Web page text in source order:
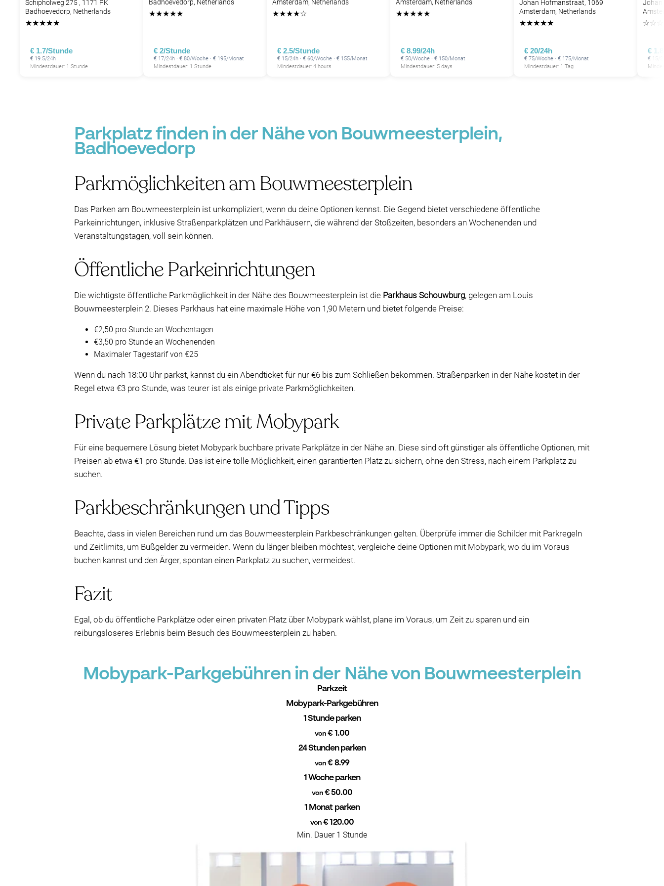
Schipholweg 275 , 1171 PK
Badhoevedorp, Netherlands
★★★★★
€ 1.7/Stunde
€ 19.5/24h
Mindestdauer: 1 Stunde
Badhoevedorp, Netherlands
★★★★★
€ 2/Stunde
€ 17/24h · € 80/Woche · € 195/Monat
Mindestdauer: 1 Stunde
Amsterdam, Netherlands
★★★★☆
€ 2.5/Stunde
€ 15/24h · € 60/Woche · € 155/Monat
Mindestdauer: 4 hours
Amsterdam, Netherlands
★★★★★
€ 8.99/24h
€ 50/Woche · € 150/Monat
Mindestdauer: 5 days
Johan Hofmanstraat, 1069
Amsterdam, Netherlands
★★★★★
€ 20/24h
€ 75/Woche · € 175/Monat
Mindestdauer: 1 Tag
Johan
☆☆
€
€ 15/
Parkplatz finden in der Nähe von Bouwmeesterplein,
Badhoevedorp
Parkmöglichkeiten am Bouwmeesterplein
Das Parken am Bouwmeesterplein ist unkompliziert, wenn du deine Optionen kennst. Die Gegend bietet verschiedene öffentliche
Parkeinrichtungen, inklusive Straßenparkplätzen und Parkhäusern, die während der Stoßzeiten, besonders an Wochenenden und
Veranstaltungstagen, voll sein können.
Öffentliche Parkeinrichtungen
Die wichtigste öffentliche Parkmöglichkeit in der Nähe des Bouwmeesterplein ist die Parkhaus Schouwburg, gelegen am Louis
Bouwmeesterplein 2. Dieses Parkhaus hat eine maximale Höhe von 1,90 Metern und bietet folgende Preise:
€2,50 pro Stunde an Wochentagen
€3,50 pro Stunde an Wochenenden
Maximaler Tagestarif von €25
Wenn du nach 18:00 Uhr parkst, kannst du ein Abendticket für nur €6 bis zum Schließen bekommen. Straßenparken in der Nähe kostet in der
Regel etwa €3 pro Stunde, was teurer ist als einige private Parkmöglichkeiten.
Private Parkplätze mit Mobypark
Für eine bequemere Lösung bietet Mobypark buchbare private Parkplätze in der Nähe an. Diese sind oft günstiger als öffentliche Optionen, mit
Preisen ab etwa €1 pro Stunde. Das ist eine tolle Möglichkeit, einen garantierten Platz zu sichern, ohne den Stress, nach einem Parkplatz zu
suchen.
Parkbeschränkungen und Tipps
Beachte, dass in vielen Bereichen rund um das Bouwmeesterplein Parkbeschränkungen gelten. Überprüfe immer die Schilder mit Parkregeln
und Zeitlimits, um Bußgelder zu vermeiden. Wenn du länger bleiben möchtest, vergleiche deine Optionen mit Mobypark, wo du im Voraus
buchen kannst und den Ärger, spontan einen Parkplatz zu suchen, vermeidest.
Fazit
Egal, ob du öffentliche Parkplätze oder einen privaten Platz über Mobypark wählst, plane im Voraus, um Zeit zu sparen und ein
reibungsloseres Erlebnis beim Besuch des Bouwmeesterplein zu haben.
Mobypark-Parkgebühren in der Nähe von Bouwmeesterplein
Parkzeit
Mobypark-Parkgebühren
1 Stunde parken
von € 1.00
24 Stunden parken
von € 8.99
1 Woche parken
von€ 50.00
1 Monat parken
von € 120.00
Min. Dauer 1 Stunde